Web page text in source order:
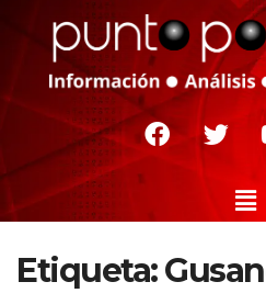
Etiqueta: